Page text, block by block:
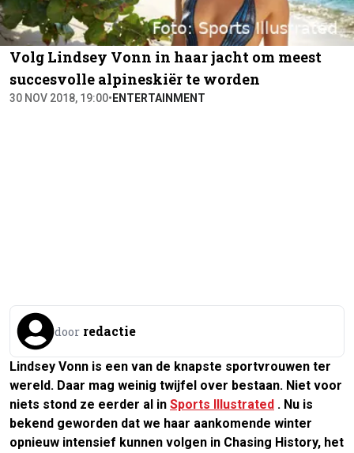
Volg Lindsey Vonn in haar jacht om meest
succesvolle alpineskiër te worden
30 NOV 2018, 19:00• ENTERTAINMENT
door redactie
Lindsey Vonn is een van de knapste sportvrouwen ter
wereld. Daar mag weinig twijfel over bestaan. Niet voor
niets stond ze eerder al in Sports Illustrated . Nu is
bekend geworden dat we haar aankomende winter
opnieuw intensief kunnen volgen in Chasing History, het